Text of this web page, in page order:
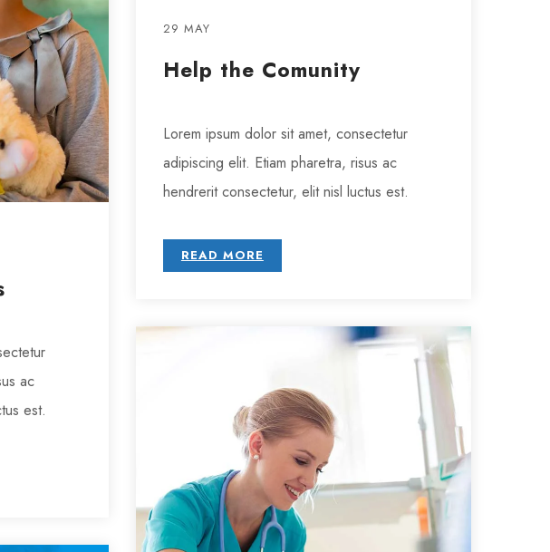
ac
est.
29 MAY
Help the Comunity
Lorem ipsum dolor sit amet, consectetur
adipiscing elit. Etiam pharetra, risus ac
hendrerit consectetur, elit nisl luctus est.
READ MORE